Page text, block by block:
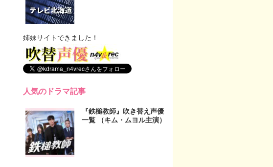
姉妹サイトできました！
人気のドラマ記事
『鉄槌教師』吹き替え声優
一覧 （キム・ムヨル主演）